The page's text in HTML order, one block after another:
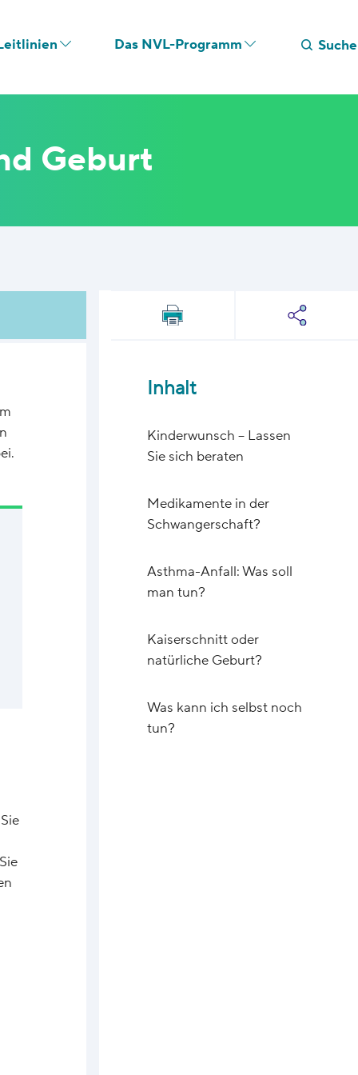
Das NVL-Programm Suche
Geburt
Inhalt
Kinderwunsch – Lassen
Sie sich beraten
Medikamente in der
Schwangerschaft?
Asthma-Anfall: Was soll
man tun?
Kaiserschnitt oder
natürliche Geburt?
Was kann ich selbst noch
tun?